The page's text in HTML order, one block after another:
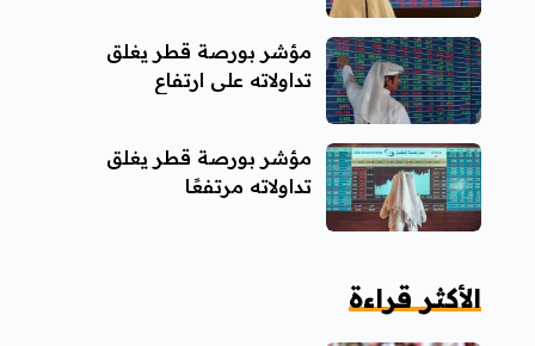
مؤشر بورصة قطر يغلق
تداولاته على ارتفاع
مؤشر بورصة قطر يغلق
تداولاته مرتفعًا
الأكثر قراءة